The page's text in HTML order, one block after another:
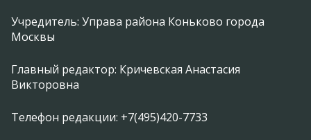
Учредитель: Управа района Коньково города
Москвы
Главный редактор: Кричевская Анастасия
Викторовна
Телефон редакции: +7(495)420-7733